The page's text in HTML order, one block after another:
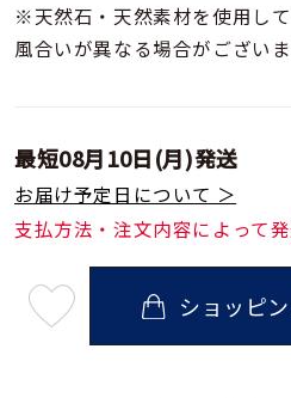
メンズ
リングサイズ
価格 ¥0
在庫 在庫あり
※天然石・天然素材を使用し
風合いが異なる場合がございま
最短08月10日(月)発送
お届け予定日について ＞
支払方法・注文内容によって発
08
ショッピ